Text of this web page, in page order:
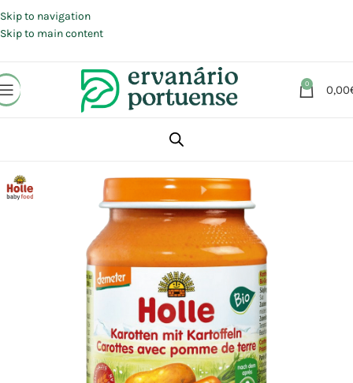
Skip to navigation
Skip to main content
0 0,00
Conservas | Enchidos | Enlatados